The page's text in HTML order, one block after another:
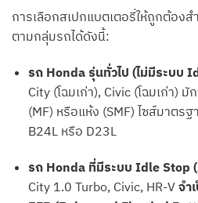
การเลือกสเปกแบตเตอรี่ให้ถูกต้อง
ตามกลุ่มรถได้ดังนี้:
รถ Honda รุ่นทั่วไป (ไม่มีระบบ
City (โฉมเก่า), Civic (โฉมเก่า)
(MF) หรือแห้ง (SMF) ไซส์มาตรฐ
B24L หรือ D23L
รถ Honda ที่มีระบบ Idle Stop
City 1.0 Turbo, Civic, HR-V จำ